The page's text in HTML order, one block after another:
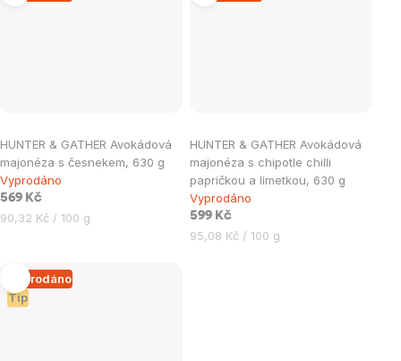
HUNTER & GATHER Avokádová
majonéza s česnekem, 630 g
Vyprodáno
569 Kč
Měrná
90,32 Kč / 100 g
HUNTER & GATHER Avokádová
majonéza s chipotle chilli
papričkou a limetkou, 630 g
Vyprodáno
599 Kč
Měrná
95,08 Kč / 100 g
Tip
Vyprodáno